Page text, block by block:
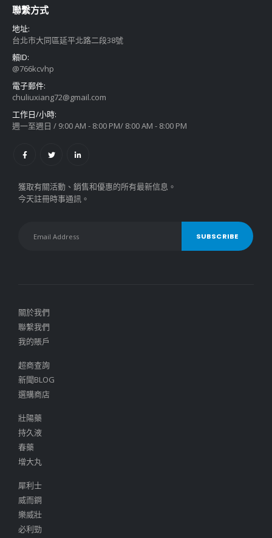
聯繫方式
地址:
台北市大同區延平北路二段38號
賴ID:
@766kcvhp
電子郵件:
chuliuxiang72@gmail.com
工作日/小時:
週一至週日 / 9:00 AM - 8:00 PM/ 8:00 AM - 8:00 PM
獲取有關活動、銷售和優惠的所有最新信息。
今天註冊時事通訊。
關於我們
聯繫我們
我的賬戶
超商查詢
新聞BLOG
選購商店
壯陽藥
持久液
春藥
增大丸
犀利士
威而鋼
樂威壯
必利勁